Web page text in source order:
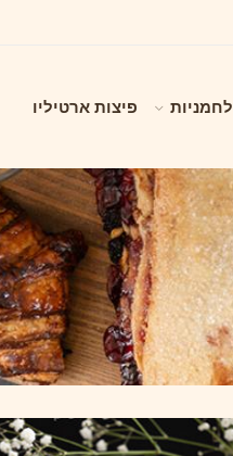
לחמניות פיצות ארטיליו